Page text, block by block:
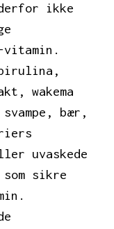
ikke
vitamin.
wakema
bær,
uvaskede
sikre